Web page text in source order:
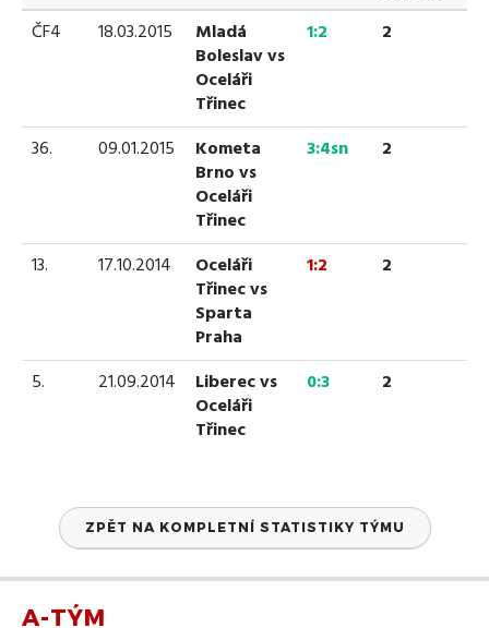
ČF4 18.03.2015
Mladá
Boleslav vs
Oceláři
Třinec
1:2 2
36. 09.01.2015
Kometa
Brno vs
Oceláři
Třinec
3:4sn 2
13. 17.10.2014
Oceláři
Třinec vs
Sparta
Praha
1:2 2
5. 21.09.2014
Liberec vs
Oceláři
Třinec
0:3 2
ZPĚT NA KOMPLETNÍ STATISTIKY TÝMU
A-TÝM